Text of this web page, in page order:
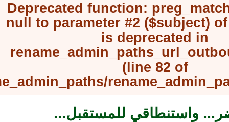
Deprecated function:
null to parameter #2 ($subject)
is deprecated in
(line82of
واستنطاقي للمستقبل...